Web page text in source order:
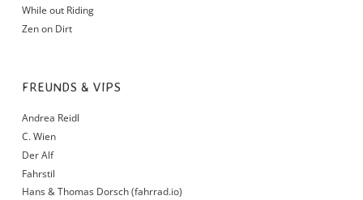
While out Riding
Zen on Dirt
FREUNDS & VIPS
Andrea Reidl
C. Wien
Der Alf
Fahrstil
Hans & Thomas Dorsch (fahrrad.io)